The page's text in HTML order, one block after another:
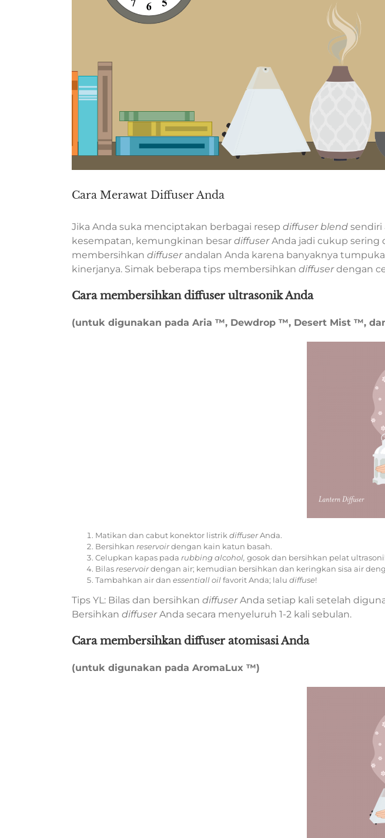
Cara Merawat Diffuser Anda
Jika Anda suka menciptakan berbagai resep diffuser blend sendiri
kesempatan, kemungkinan besar diffuserAnda jadi cukup sering
membersihkan diffuserandalan Anda karena banyaknya
kinerjanya. Simak beberapa tips membersihkan diffuserdengan
Cara membersihkan diffuser ultrasonik Anda
(untuk digunakan pada Aria ™, Dewdrop ™, Desert Mist ™,
Matikan dan cabut konektor listrik diffuserAnda.
Bersihkan reservoirdengan kain katun basah.
Celupkan kapas pada rubbing alcohol, gosok dan bersihkan pelat
Bilas reservoirdengan air; kemudian bersihkan dan keringkan sisa air
Tambahkan air dan essentiall oilfavorit Anda; lalu diffuse!
Tips YL: Bilas dan bersihkan diffuserAnda setiap kali setelah
Bersihkan diffuserAnda secara menyeluruh 1-2 kali sebulan.
Cara membersihkan diffuser atomisasi Anda
(untuk digunakan pada AromaLux ™)